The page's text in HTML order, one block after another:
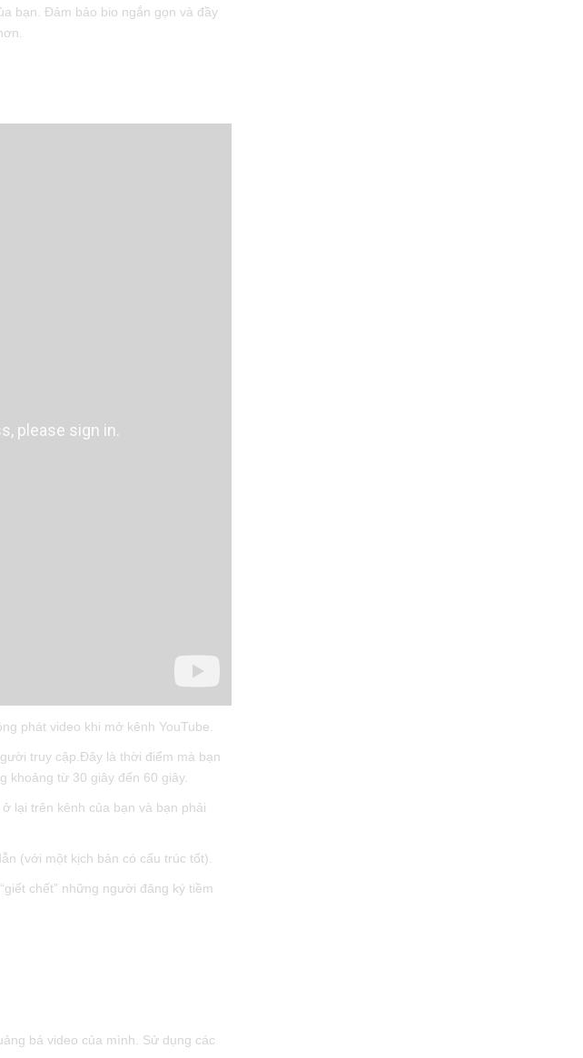
bạn. Đảm bảo bio ngắn gọn và đầy
phát video khi mở kênh YouTube.
truy cập.Đây là thời điểm mà bạn
khoảng từ 30 giây đến 60 giây.
lại trên kênh của bạn và bạn phải
(với một kịch bản có cấu trúc tốt).
chết” những người đăng ký tiềm
bá video của mình. Sử dụng các